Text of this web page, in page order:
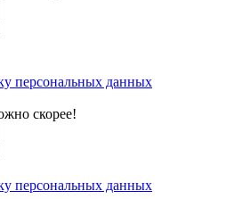
персональных данных
скорее!
персональных данных